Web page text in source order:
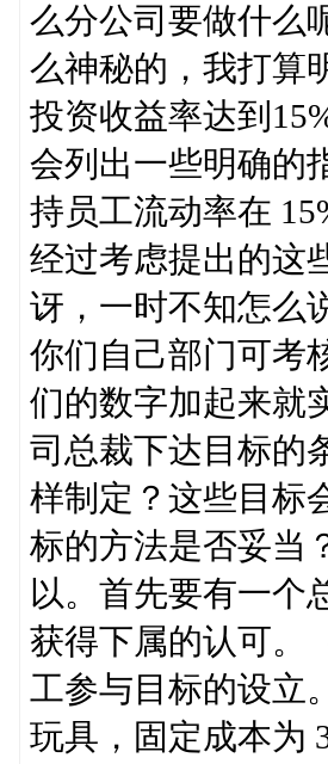
么分公司要做什么
么神秘的，我打算
投资收益率达到
会列出一些明确的
持员工流动率在
经过考虑提出的这
讶，一时不知怎么
你们自己部门可考
们的数字加起来就
司总裁下达目标的
样制定？这些目标
标的方法是否妥当
以。首先要有一个
获得下属的认可。
工参与目标的设立
玩具，固定成本为